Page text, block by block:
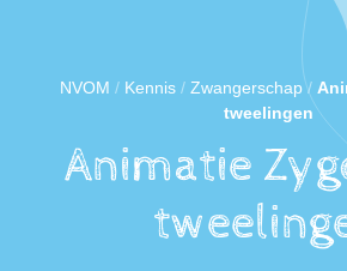
Evenementen
Kennis
NVOM / Kennis / Zwangerschap /
tweelingen
Animatie